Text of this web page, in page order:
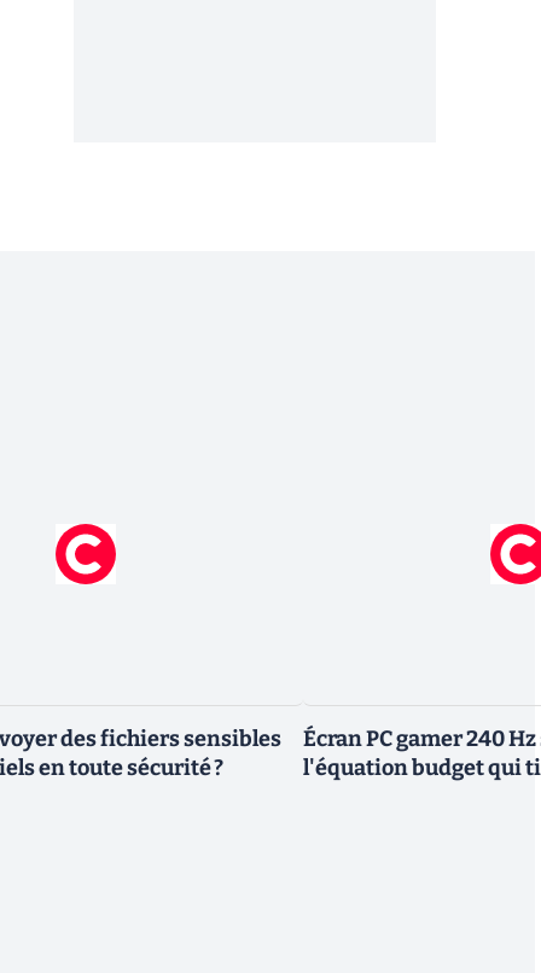
des fichiers sensibles
en toute sécurité ?
Écran PC gamer 240
l'équation budget qui